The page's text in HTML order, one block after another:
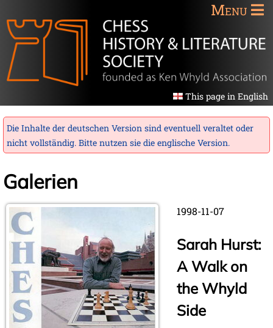
Menu
This page in English
Die Inhalte der deutschen Version sind eventuell veraltet oder
nicht vollständig. Bitte nutzen sie die englische Version.
Galerien
1998-11-07
Sarah Hurst:
A Walk on
the Whyld
Side